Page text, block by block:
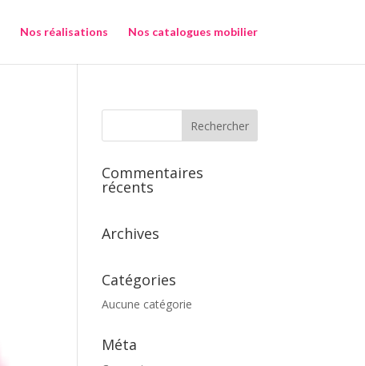
Nos réalisations Nos catalogues mobilier
Commentaires
récents
Archives
Catégories
Aucune catégorie
Méta